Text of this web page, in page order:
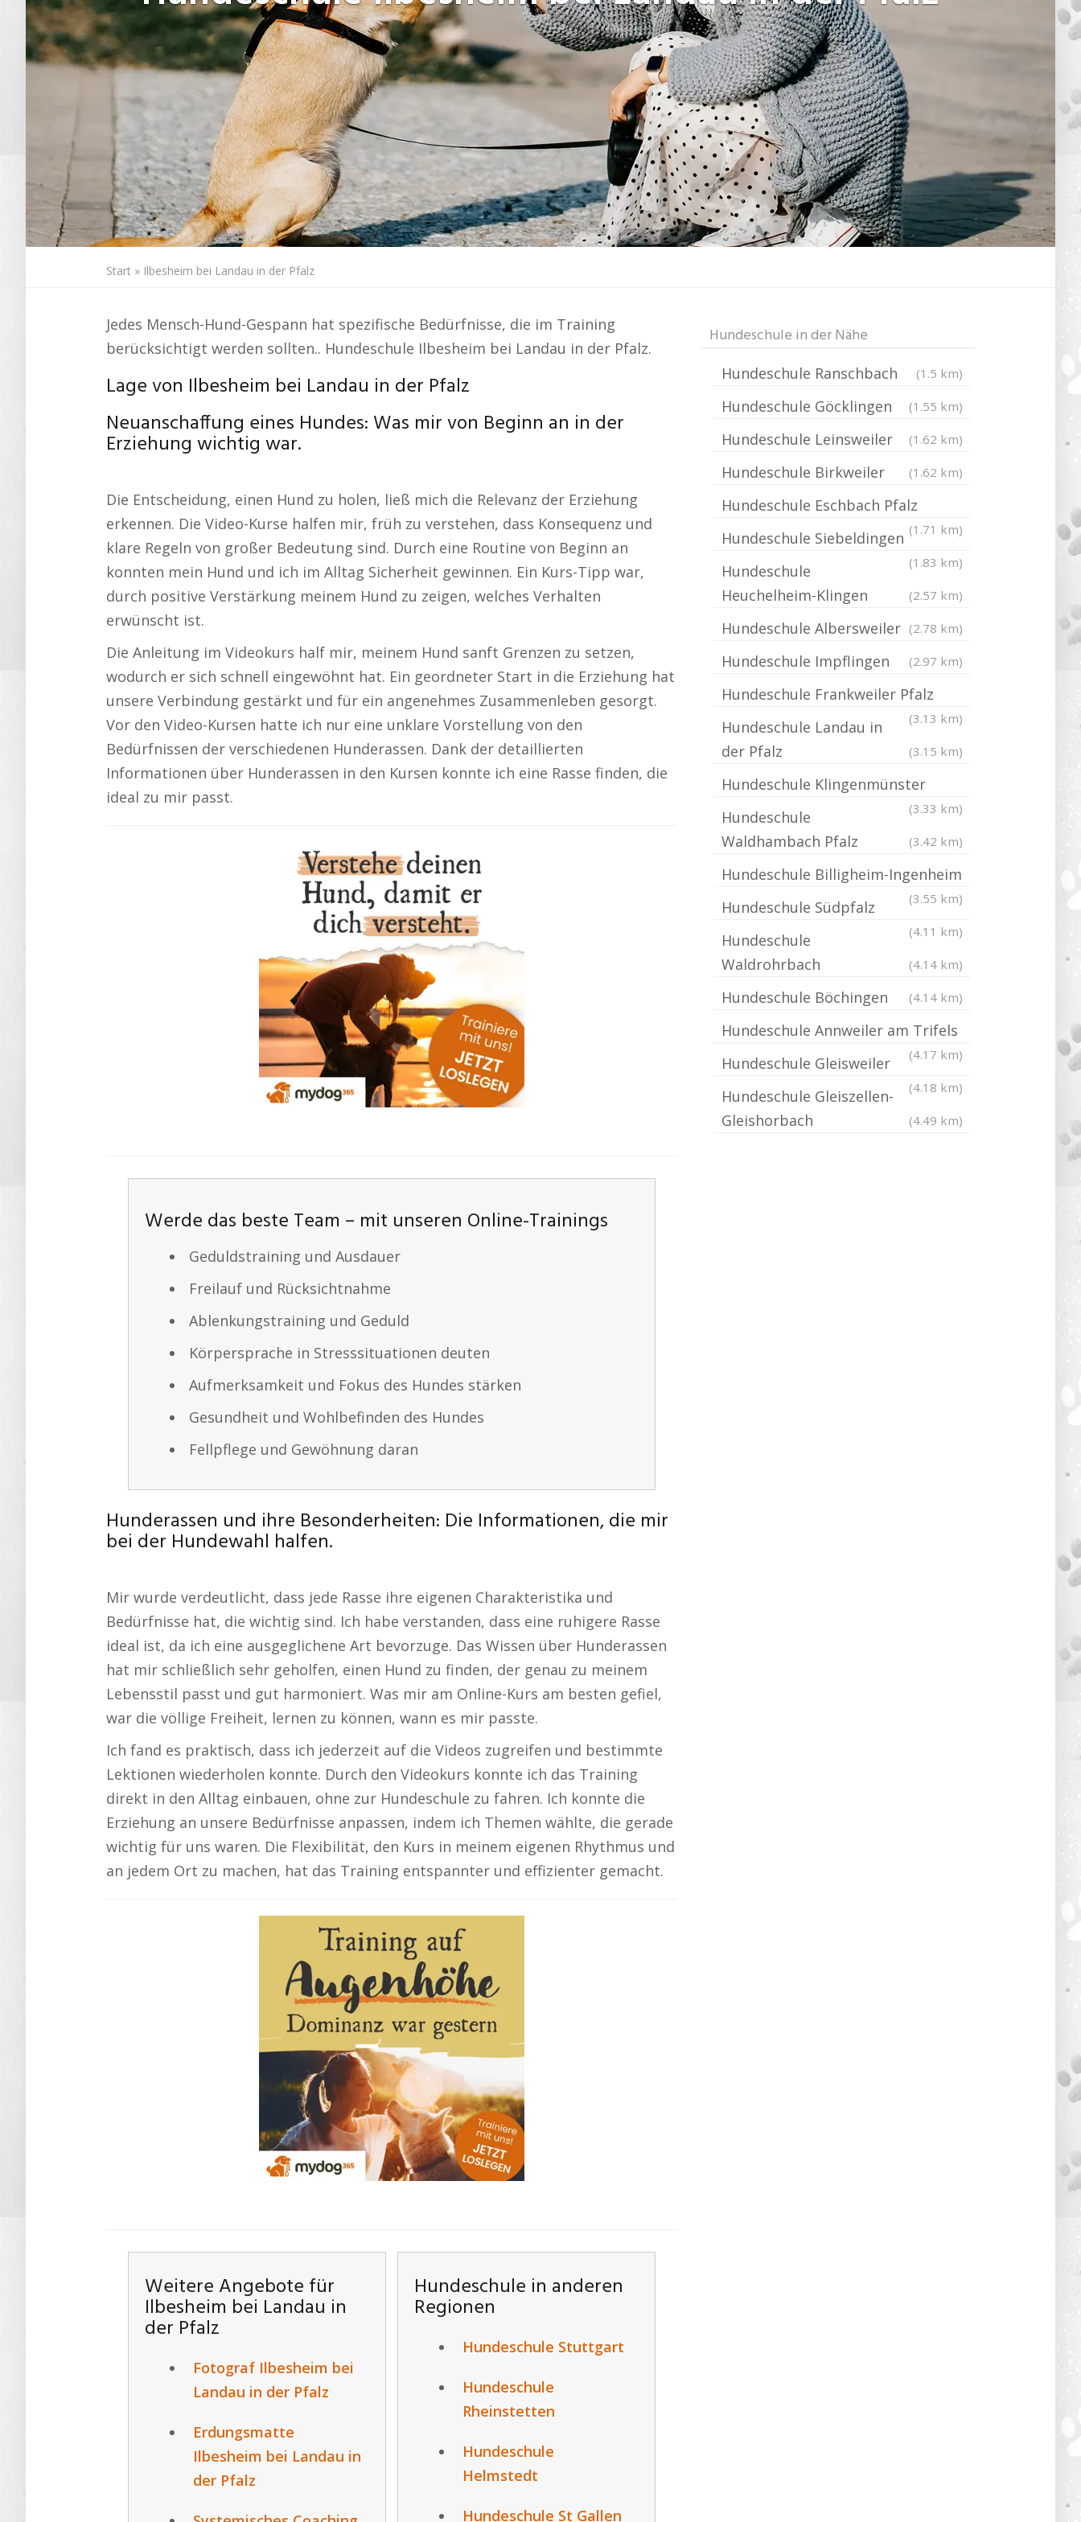
Start » Ilbesheim bei Landau in der Pfalz
Jedes Mensch-Hund-Gespann hat spezifische Bedürfnisse, die im Training
berücksichtigt werden sollten.. Hundeschule Ilbesheim bei Landau in der Pfalz.
Lage von Ilbesheim bei Landau in der Pfalz
Neuanschaffung eines Hundes: Was mir von Beginn an in der
Erziehung wichtig war.
Die Entscheidung, einen Hund zu holen, ließ mich die Relevanz der Erziehung
erkennen. Die Video-Kurse halfen mir, früh zu verstehen, dass Konsequenz und
klare Regeln von großer Bedeutung sind. Durch eine Routine von Beginn an
konnten mein Hund und ich im Alltag Sicherheit gewinnen. Ein Kurs-Tipp war,
durch positive Verstärkung meinem Hund zu zeigen, welches Verhalten
erwünscht ist.
Die Anleitung im Videokurs half mir, meinem Hund sanft Grenzen zu setzen,
wodurch er sich schnell eingewöhnt hat. Ein geordneter Start in die Erziehung hat
unsere Verbindung gestärkt und für ein angenehmes Zusammenleben gesorgt.
Vor den Video-Kursen hatte ich nur eine unklare Vorstellung von den
Bedürfnissen der verschiedenen Hunderassen. Dank der detaillierten
Informationen über Hunderassen in den Kursen konnte ich eine Rasse finden, die
ideal zu mir passt.
Werde das beste Team – mit unseren Online-Trainings
Geduldstraining und Ausdauer
Freilauf und Rücksichtnahme
Ablenkungstraining und Geduld
Körpersprache in Stresssituationen deuten
Aufmerksamkeit und Fokus des Hundes stärken
Gesundheit und Wohlbefinden des Hundes
Fellpflege und Gewöhnung daran
Hunderassen und ihre Besonderheiten: Die Informationen, die mir
bei der Hundewahl halfen.
Mir wurde verdeutlicht, dass jede Rasse ihre eigenen Charakteristika und
Bedürfnisse hat, die wichtig sind. Ich habe verstanden, dass eine ruhigere Rasse
ideal ist, da ich eine ausgeglichene Art bevorzuge. Das Wissen über Hunderassen
hat mir schließlich sehr geholfen, einen Hund zu finden, der genau zu meinem
Lebensstil passt und gut harmoniert. Was mir am Online-Kurs am besten gefiel,
war die völlige Freiheit, lernen zu können, wann es mir passte.
Ich fand es praktisch, dass ich jederzeit auf die Videos zugreifen und bestimmte
Lektionen wiederholen konnte. Durch den Videokurs konnte ich das Training
direkt in den Alltag einbauen, ohne zur Hundeschule zu fahren. Ich konnte die
Erziehung an unsere Bedürfnisse anpassen, indem ich Themen wählte, die gerade
wichtig für uns waren. Die Flexibilität, den Kurs in meinem eigenen Rhythmus und
an jedem Ort zu machen, hat das Training entspannter und effizienter gemacht.
Weitere Angebote für
Ilbesheim bei Landau in
der Pfalz
Fotograf Ilbesheim bei
Landau in der Pfalz
Erdungsmatte
Ilbesheim bei Landau in
der Pfalz
Hundeschule in anderen
Regionen
Hundeschule Stuttgart
Hundeschule
Rheinstetten
Hundeschule
Helmstedt
Hundeschule St Gallen
Hundeschule in der Nähe
Hundeschule Ranschbach (1.5 km)
Hundeschule Göcklingen (1.55 km)
Hundeschule Leinsweiler (1.62 km)
Hundeschule Birkweiler (1.62 km)
Hundeschule Eschbach Pfalz
(1.71 km)
Hundeschule Siebeldingen
(1.83 km)
Hundeschule
Heuchelheim-Klingen
(2.57 km)
Hundeschule Albersweiler (2.78 km)
Hundeschule Impflingen (2.97 km)
Hundeschule Frankweiler Pfalz
(3.13 km)
Hundeschule Landau in
der Pfalz
(3.15 km)
Hundeschule Klingenmünster
(3.33 km)
Hundeschule
Waldhambach Pfalz
(3.42 km)
Hundeschule Billigheim-Ingenheim
(3.55 km)
Hundeschule Südpfalz
(4.11 km)
Hundeschule
Waldrohrbach
(4.14 km)
Hundeschule Böchingen (4.14 km)
Hundeschule Annweiler am Trifels
(4.17 km)
Hundeschule Gleisweiler
(4.18 km)
Hundeschule Gleiszellen-
Gleishorbach
(4.49 km)